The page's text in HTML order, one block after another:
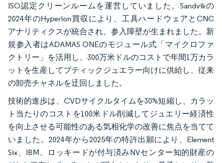
ISO認定クリーンルームを運営していました。Sandvikの
2024年のHyperion買収により、工具ハードウェアとCNC
アナリティクスが統合され、参入障壁が生まれました。新
規参入者はADAMAS ONEのモジュール式「マイクロファ
クトリー」を活用し、300万米ドルのコストで年間1万カラ
ットを生産してブティックジュエラー向けに供給し、従来
の卸売チャネルを迂回しました。
技術的進歩は、CVDサイクルタイムを30%短縮し、カラッ
ト当たりのコストを100米ドル削減してジュエリー経済性
を向上させる可能性のある気相化学の改善に焦点を当てて
いました。2024年から2025年の特許出願により、Element
Six、IBM、ロッキードが付与済みNVセンター知的財産の